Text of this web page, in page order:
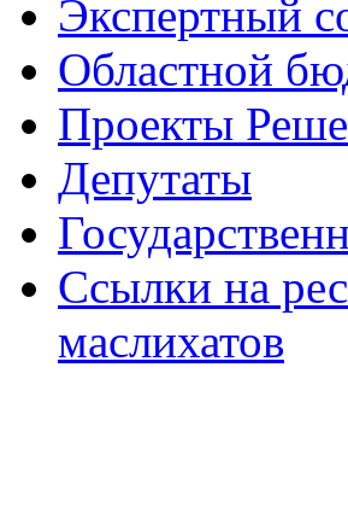
Экспертный
Областной
Проекты
Депутаты
Ссылки на
маслихатов